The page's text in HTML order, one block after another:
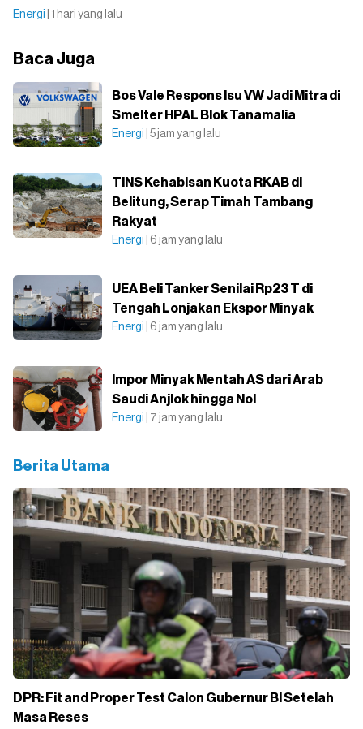
Energi | 1 hari yang lalu
Baca Juga
Bos Vale Respons Isu VW Jadi Mitra di
Smelter HPAL Blok Tanamalia
Energi | 5 jam yang lalu
TINS Kehabisan Kuota RKAB di
Belitung, Serap Timah Tambang
Rakyat
Energi | 6 jam yang lalu
UEA Beli Tanker Senilai Rp23 T di
Tengah Lonjakan Ekspor Minyak
Energi | 6 jam yang lalu
Impor Minyak Mentah AS dari Arab
Saudi Anjlok hingga Nol
Energi | 7 jam yang lalu
Berita Utama
DPR: Fit and Proper Test Calon Gubernur BI Setelah
Masa Reses